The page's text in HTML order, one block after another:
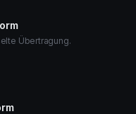
Übertragung.